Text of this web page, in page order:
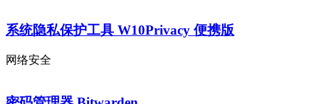
系统隐私保护工具 W10Privacy 便携版
网络安全